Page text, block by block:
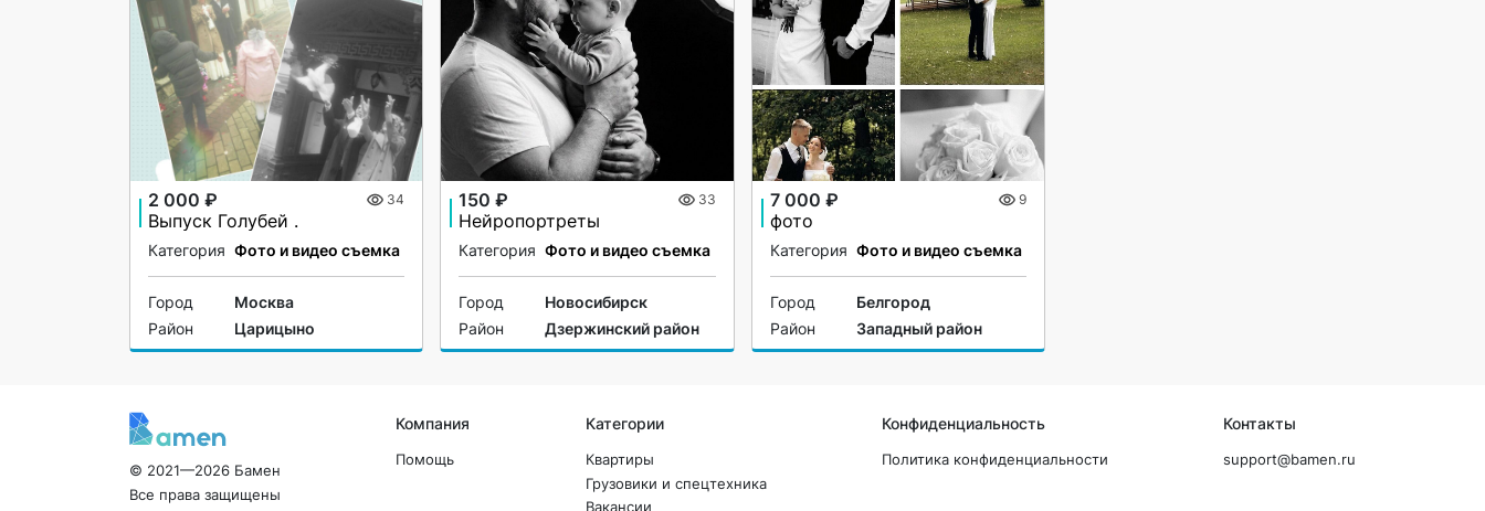
2 000 ₽ 34
Выпуск Голубей .
Категория Фото и видео съемка
Город
Москва
Район
Царицыно
150 ₽ 33
Нейропортреты
Категория Фото и видео съемка
Город
Новосибирск
Район
Дзержинский район
7 000 ₽ 9
фото
Категория Фото и видео съемка
Город
Белгород
Район
Западный район
© 2021—2026 Бамен
Все права защищены
Компания
Помощь
Категории
Квартиры
Грузовики и спецтехника
Вакансии
Конфиденциальность
Политика конфиденциальности
Контакты
support@bamen.ru